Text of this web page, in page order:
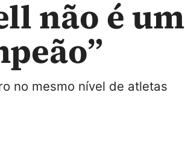
não é um
no mesmo nível de atletas